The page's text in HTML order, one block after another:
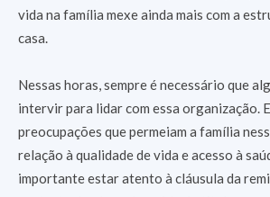
vida na família mexe ainda mais com a
casa.
Nessas horas, sempre é necessário que
intervir para lidar com essa organização.
preocupações que permeiam a família
relação à qualidade de vida e acesso à
importante estar atento à cláusula da